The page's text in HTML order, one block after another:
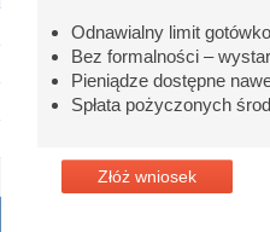
Odnawialny limit
Bez formalności –
Pieniądze dostępne
Spłata pożyczonych
Złóż wniosek